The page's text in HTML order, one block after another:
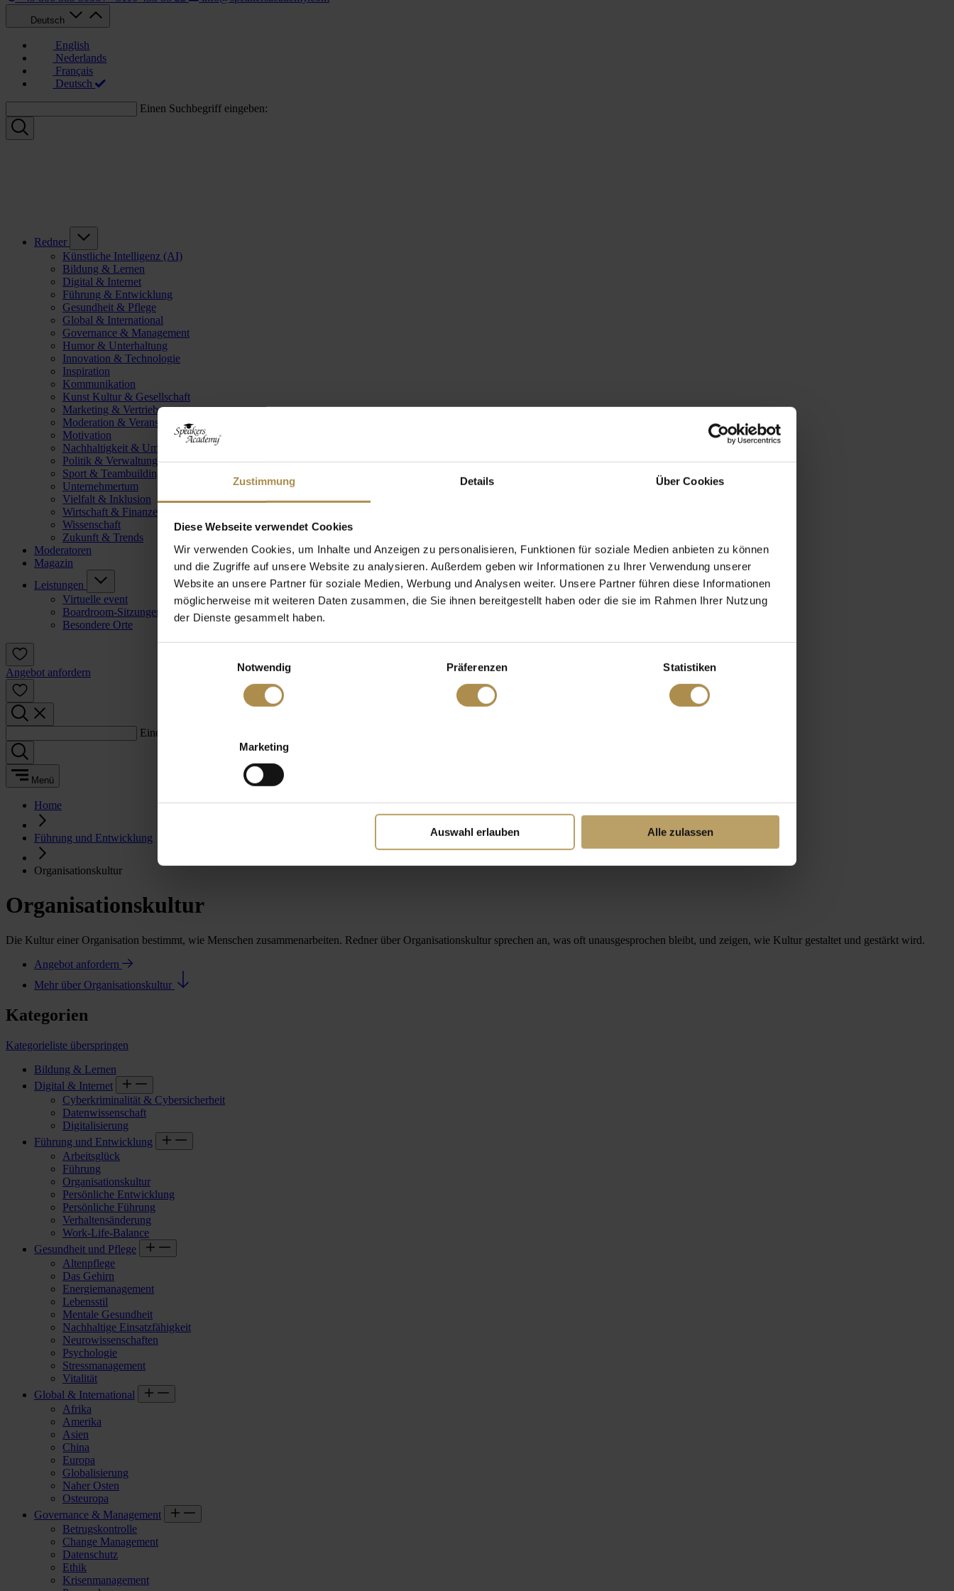
Zustimmung Details Über Cookies
Diese Webseite verwendet Cookies
Wir verwenden Cookies, um Inhalte und Anzeigen zu personalisieren, Funktionen für soziale Medien anbieten zu können
und die Zugriffe auf unsere Website zu analysieren. Außerdem geben wir Informationen zu Ihrer Verwendung unserer
Website an unsere Partner für soziale Medien, Werbung und Analysen weiter. Unsere Partner führen diese Informationen
möglicherweise mit weiteren Daten zusammen, die Sie ihnen bereitgestellt haben oder die sie im Rahmen Ihrer Nutzung
der Dienste gesammelt haben.
Notwendig
Präferenzen Statistiken
Marketing
Auswahl erlauben Alle zulassen
Deutsch
English
Nederlands
Français
Deutsch
Einen Suchbegriff eingeben:
Redner
Künstliche Intelligenz (AI)
Bildung & Lernen
Digital & Internet
Führung & Entwicklung
Gesundheit & Pflege
Global & International
Governance & Management
Humor & Unterhaltung
Innovation & Technologie
Inspiration
Kommunikation
Kunst Kultur & Gesellschaft
Marketing & Vertrieb
Moderation & Veranstaltungsleitung
Motivation
Nachhaltigkeit & Umwelt
Politik & Verwaltung
Sport & Teambuilding
Unternehmertum
Vielfalt & Inklusion
Wirtschaft & Finanzen
Wissenschaft
Zukunft & Trends
Moderatoren
Magazin
Leistungen
Virtuelle event
Boardroom-Sitzungen
Besondere Orte
Angebot anfordern
Einen Suchbegriff eingeben:
Menü
Home
Führung und Entwicklung
Organisationskultur
Organisationskultur
Die Kultur einer Organisation bestimmt, wie Menschen zusammenarbeiten. Redner über Organisationskultur sprechen an, was oft unausgesprochen bleibt, und zeigen, wie Kultur gestaltet und gestärkt wird.
Angebot anfordern
Mehr über Organisationskultur
Kategorien
Kategorieliste überspringen
Bildung & Lernen
Digital & Internet
Cyberkriminalität & Cybersicherheit
Datenwissenschaft
Digitalisierung
Führung und Entwicklung
Arbeitsglück
Führung
Organisationskultur
Persönliche Entwicklung
Persönliche Führung
Verhaltensänderung
Work-Life-Balance
Gesundheit und Pflege
Altenpflege
Das Gehirn
Energiemanagement
Lebensstil
Mentale Gesundheit
Nachhaltige Einsatzfähigkeit
Neurowissenschaften
Psychologie
Stressmanagement
Vitalität
Global & International
Afrika
Amerika
Asien
China
Europa
Globalisierung
Naher Osten
Osteuropa
Governance & Management
Betrugskontrolle
Change Management
Datenschutz
Ethik
Krisenmanagement